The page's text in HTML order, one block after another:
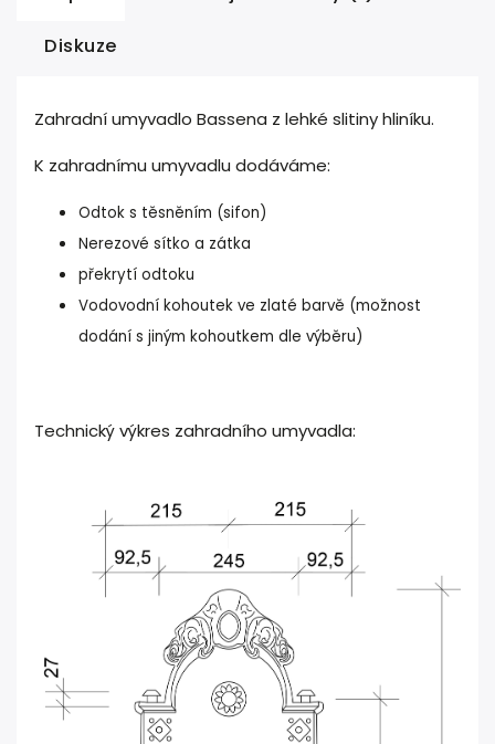
Diskuze
Zahradní umyvadlo Bassena z lehké slitiny hliníku.
K zahradnímu umyvadlu dodáváme:
Odtok s těsněním (sifon)
Nerezové sítko a zátka
překrytí odtoku
Vodovodní kohoutek ve zlaté barvě (možnost
dodání s jiným kohoutkem dle výběru)
Technický výkres zahradního umyvadla: